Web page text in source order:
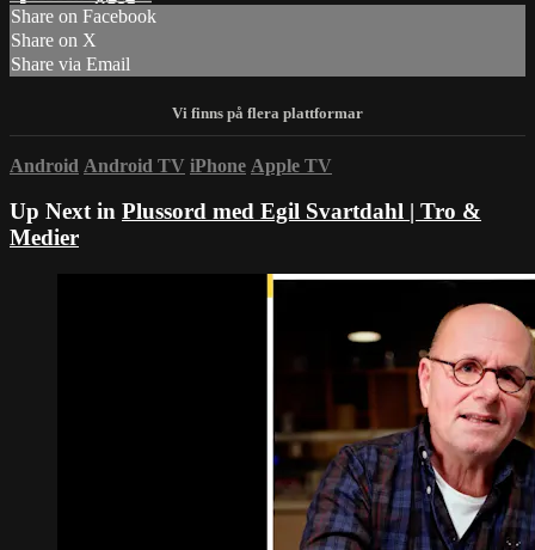
Share on Facebook
Share on X
Share via Email
Android Android TV iPhone Apple TV
Up Next in Plussord med Egil Svartdahl | Tro &
Medier